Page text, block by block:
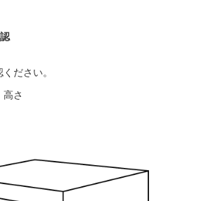
ださい。
高さ